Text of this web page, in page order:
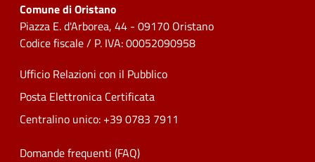
Comune di Oristano
Piazza E. d'Arborea, 44 - 09170 Oristano
Codice fiscale / P. IVA: 00052090958
Ufficio Relazioni con il Pubblico
Posta Elettronica Certificata
Centralino unico: +39 0783 7911
Domande frequenti (FAQ)